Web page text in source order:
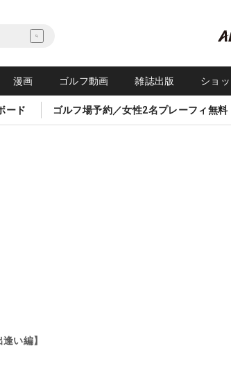
漫画 ゴルフ動画 雑誌出版 ショ
ード ゴルフ場予約／女性2名プレーフィ無料
い編】